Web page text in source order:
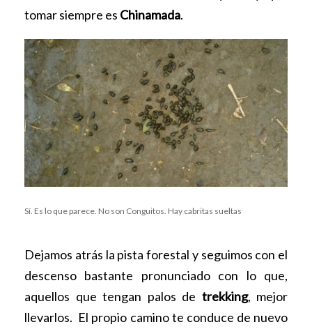
tomar siempre es Chinamada.
Sí. Es lo que parece. No son Conguitos. Hay cabritas sueltas
Dejamos atrás la pista forestal y seguimos con el
descenso bastante pronunciado con lo que,
aquellos que tengan palos de trekking, mejor
llevarlos. El propio camino te conduce de nuevo